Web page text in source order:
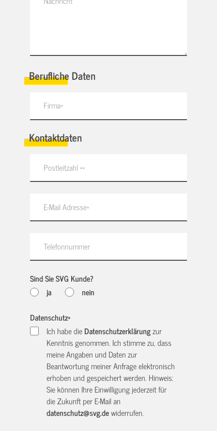
Berufliche Daten
Kontaktdaten
Sind Sie SVG Kunde?
ja
nein
Datenschutz*
Ich habe dieDatenschutzerklärungzur
Kenntnis genommen. Ich stimme zu, dass
meine Angaben und Daten zur
Beantwortung meiner Anfrage elektronisch
erhoben und gespeichert werden. Hinweis:
Sie können Ihre Einwilligung jederzeit für
die Zukunft per E-Mail an
datenschutz@svg.dewiderrufen.